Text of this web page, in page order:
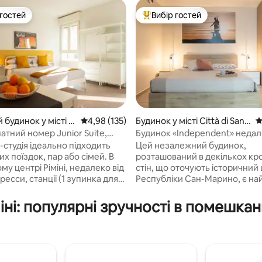
відгуки: 268
гостей
у місті Рі Середня оцінка: 4,98 з 5, відгуки: 135
4,98 (135)
номер Junior Suite,
ідеально підходить
поїздок, пар або сімей. В
центрі Ріміні, недалеко від
станції (1 зупинка для
диван-ліжко, міні-кухня/
з мікрохвильовою піччю,
Топ вибір гостей
Вибір гостей
Будинок у місті Città di San
Marino
Будинок «Independent»
історичного центру
Цей незалежний будинок,
розташований в декількох
стін, що оточують історичний
Республіки Сан-Марино, є
усамітнення та захоплюючий
навколишні гори. Будинок,
популярні зручності в